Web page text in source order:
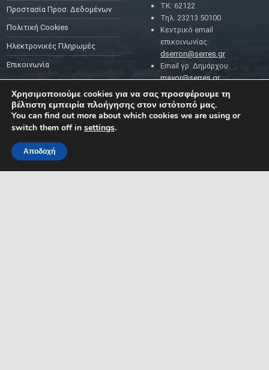
Προστασία Προσ. Δεδομένων
Πολιτική Cookies
Ηλεκτρονικές Πληρωμές
Επικοινωνία
ΤΚ: 62122
Τηλ. 23213 50100
Κεντρικό email
επικοινωνίας:
dserron@serres.gr
Email γρ. Δημάρχου:
mayor@serres.gr
Email DPO (Υπευθύνου
Προστασίας Δεδομένων):
dpo@serres.gr
ΡΟΗ ΕΙΔΗΣΕΩΝ
ΔΗΜΟΤΗ ΚΑΙ ΤΗΣ
Χρησιμοποιούμε cookies για να σας προσφέρουμε τη
βέλτιστη εμπειρία πλοήγησης στον ιστότοπό μας.
You can find out more about which cookies we are using or
switch them off in settings.
Αποδοχή